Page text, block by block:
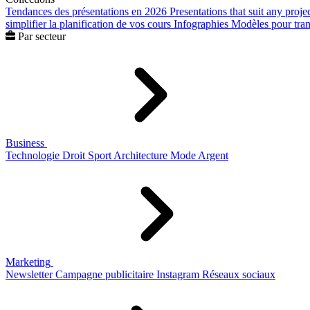
Tendances des présentations en 2026 Presentations that suit any
simplifier la planification de vos cours Infographies Modèles pour
Par secteur
Business
Technologie Droit Sport Architecture Mode Argent
Marketing
Newsletter Campagne publicitaire Instagram Réseaux sociaux